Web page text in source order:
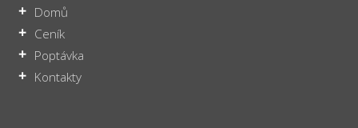
Domů
Ceník
Poptávka
Kontakty